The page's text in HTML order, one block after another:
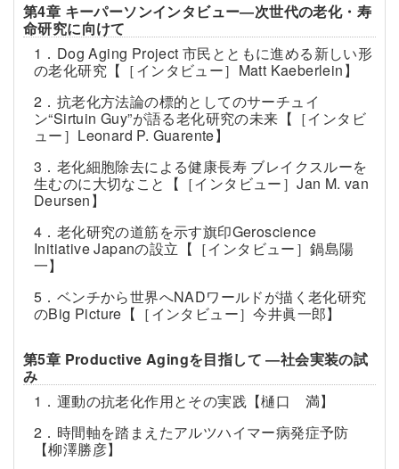
第4章 キーパーソンインタビュー―次世代の老化・寿
命研究に向けて
1．Dog Aging Project 市民とともに進める新しい形
の老化研究【［インタビュー］Matt Kaeberlein】
2．抗老化方法論の標的としてのサーチュイ
ン“Sirtuin Guy”が語る老化研究の未来【［インタビ
ュー］Leonard P. Guarente】
3．老化細胞除去による健康長寿 ブレイクスルーを
生むのに大切なこと【［インタビュー］Jan M. van
Deursen】
4．老化研究の道筋を示す旗印Geroscience
Initiative Japanの設立【［インタビュー］鍋島陽
一】
5．ベンチから世界へNADワールドが描く老化研究
のBig Picture【［インタビュー］今井眞一郎】
第5章 Productive Agingを目指して ―社会実装の試
み
1．運動の抗老化作用とその実践【樋口 満】
2．時間軸を踏まえたアルツハイマー病発症予防
【柳澤勝彦】